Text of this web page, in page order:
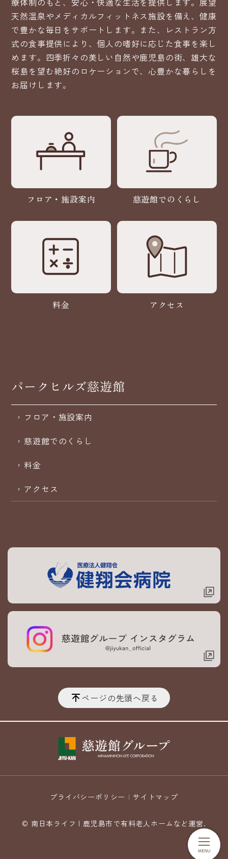
天然温泉やメディカルフィットネス施設を備え、健康
で豊かな毎日をサポートします。また、レストラン方
式の食事提供により、個人の嗜好に応じた食事を楽し
めます。四季折々の美しい自然や鹿児島の街、雄大な
桜島を望む絶好のロケーションで、心豊かな暮らしを
お届けします。
フロア・施設案内 慈遊館でのくらし
料金 アクセス
パークヒルズ慈遊館
フロア・施設案内
慈遊館でのくらし
料金
アクセス
ページの先頭へ戻る
プライバシーポリシー サイトマップ
© 南日本ライフ | 鹿児島市で有料老人ホームなど運営.